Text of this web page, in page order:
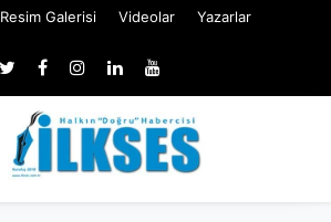
Resim Galerisi Videolar Yazarlar